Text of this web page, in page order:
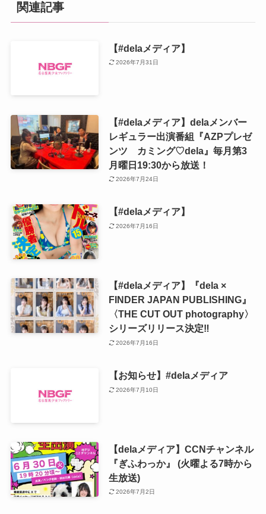
関連記事
【#delaメディア】
2026年7月31日
【#delaメディア】delaメンバー
レギュラー出演番組『AZPプレゼ
ンツ カミング♡dela』毎月第3
月曜日19:30から放送！
2026年7月24日
【#delaメディア】
2026年7月16日
【#delaメディア】『dela ×
FINDER JAPAN PUBLISHING』
〈THE CUT OUT photography〉
シリーズリリース決定‼️
2026年7月16日
【お知らせ】#delaメディア
2026年7月10日
【delaメディア】CCNチャンネル
『ぎふわっか』 (火曜よる7時から
生放送)
2026年7月2日